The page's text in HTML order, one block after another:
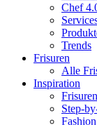
Chef
Trends
Frisuren
Alle
Inspiration
Frisuren
Step-
Fashion